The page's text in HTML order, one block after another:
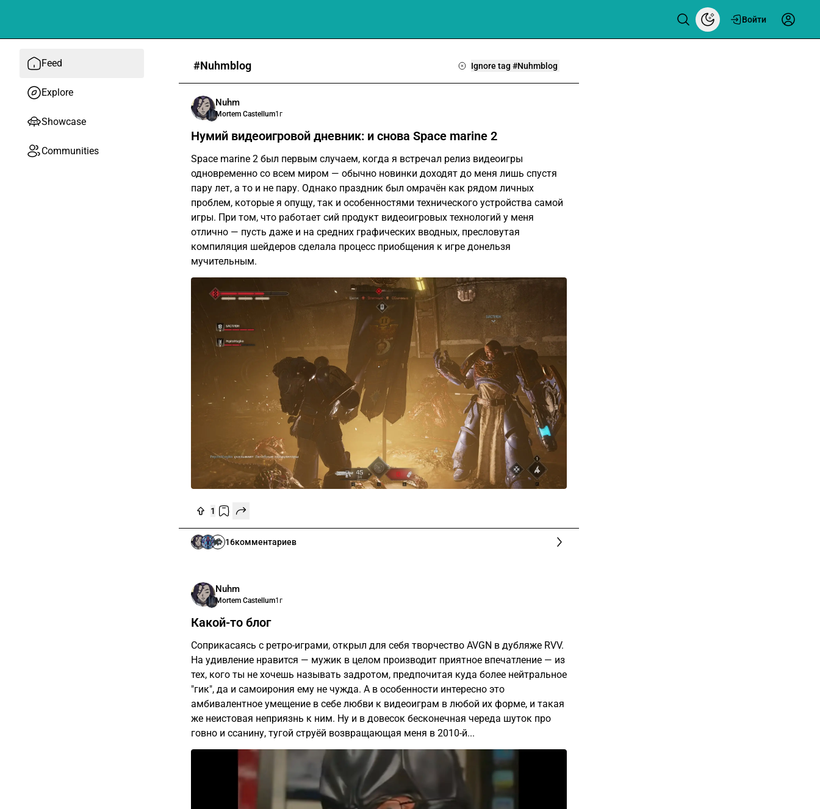
Войти
Feed
Explore
Showcase
Communities
#Nuhmblog Ignore tag #Nuhmblog
Nuhm
Mortem Castellum1г
Нумий видеоигровой дневник: и снова Space marine 2
Space marine 2 был первым случаем, когда я встречал релиз видеоигры
одновременно со всем миром — обычно новинки доходят до меня лишь спустя
пару лет, а то и не пару. Однако праздник был омрачён как рядом личных
проблем, которые я опущу, так и особенностями технического устройства самой
игры. При том, что работает сий продукт видеоигровых технологий у меня
отлично — пусть даже и на средних графических вводных, пресловутая
компиляция шейдеров сделала процесс приобщения к игре донельзя
мучительным.
1
16комментариев
Nuhm
Mortem Castellum1г
Какой-то блог
Соприкасаясь с ретро-играми, открыл для себя творчество AVGN в дубляже RVV.
На удивление нравится — мужик в целом производит приятное впечатление — из
тех, кого ты не хочешь называть задротом, предпочитая куда более нейтральное
"гик", да и самоирония ему не чужда. А в особенности интересно это
амбивалентное умещение в себе любви к видеоиграм в любой их форме, и такая
же неистовая неприязнь к ним. Ну и в довесок бесконечная череда шуток про
говно и ссанину, тугой струёй возвращающая меня в 2010-й...